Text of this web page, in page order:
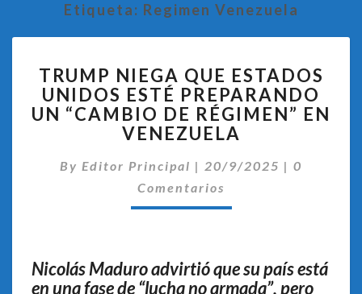
Etiqueta: Regimen Venezuela
NIEGA
QUE
ESTADOS
UNIDOS
PREPARANDO
UN
VENEZUELA
TRUMP NIEGA QUE ESTADOS
UNIDOS ESTÉ PREPARANDO
UN “CAMBIO DE RÉGIMEN” EN
VENEZUELA
By Editor Principal | 20/9/2025 | 0
Comentarios
Nicolás Maduro advirtió que su país está
en una fase de “lucha no armada”, pero